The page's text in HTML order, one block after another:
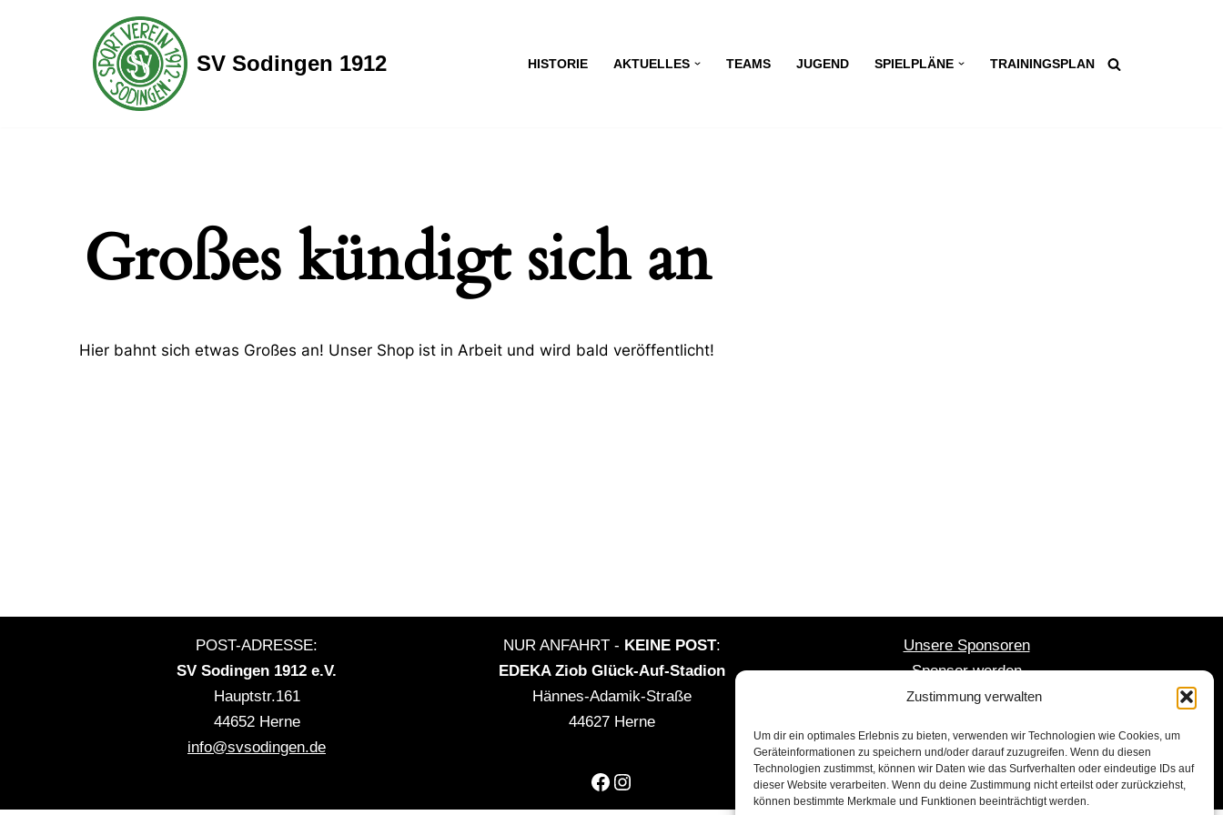
Zustimmung verwalten
Um dir ein optimales Erlebnis zu bieten, verwenden wir Technologien wie Cookies, um
Geräteinformationen zu speichern und/oder darauf zuzugreifen. Wenn du diesen
Technologien zustimmst, können wir Daten wie das Surfverhalten oder eindeutige IDs auf
dieser Website verarbeiten. Wenn du deine Zustimmung nicht erteilst oder zurückziehst,
können bestimmte Merkmale und Funktionen beeinträchtigt werden.
SV Sodingen 1912 HISTORIE AKTUELLES TEAMS JUGEND SPIELPLÄNE TRAININGSPLAN
Großes kündigt sich an
Hier bahnt sich etwas Großes an! Unser Shop ist in Arbeit und wird bald veröffentlicht!
POST-ADRESSE:
SV Sodingen 1912 e.V.
Hauptstr.161
44652 Herne
info@svsodingen.de
NUR ANFAHRT - KEINE POST:
EDEKA Ziob Glück-Auf-Stadion
Hännes-Adamik-Straße
44627 Herne
Unsere Sponsoren
Sponsor werden
Mitglied werden